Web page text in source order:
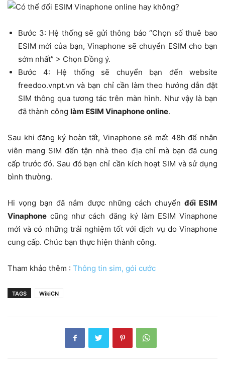
Bước 3: Hệ thống sẽ gửi thông báo “Chọn số thuê bao
ESIM mới của bạn, Vinaphone sẽ chuyển ESIM cho bạn
sớm nhất” > Chọn Đồng ý.
Bước 4: Hệ thống sẽ chuyển bạn đến website
freedoo.vnpt.vn và bạn chỉ cần làm theo hướng dẫn đặt
SIM thông qua tương tác trên màn hình. Như vậy là bạn
đã thành công làm ESIM Vinaphone online.
Sau khi đăng ký hoàn tất, Vinaphone sẽ mất 48h để nhân
viên mang SIM đến tận nhà theo địa chỉ mà bạn đã cung
cấp trước đó. Sau đó bạn chỉ cần kích hoạt SIM và sử dụng
bình thường.
Hi vọng bạn đã nắm được những cách chuyển đổi ESIM
Vinaphone cũng như cách đăng ký làm ESIM Vinaphone
mới và có những trải nghiệm tốt với dịch vụ do Vinaphone
cung cấp. Chúc bạn thực hiện thành công.
Tham khảo thêm : Thông tin sim, gói cước
TAGS WikiCN